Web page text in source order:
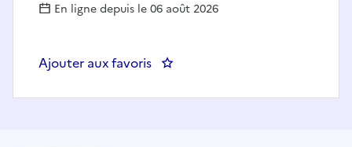
En ligne depuis le 06 août 2026
Ajouter aux favoris : CADRE DE SANTE (H/F)